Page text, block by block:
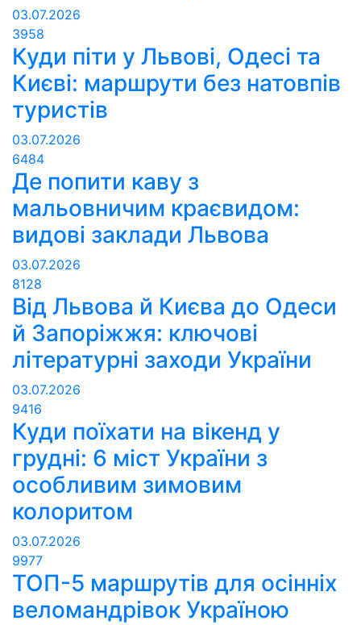
03.07.2026
3958
Куди піти у Львові, Одесі та
Києві: маршрути без натовпів
туристів
03.07.2026
6484
Де попити каву з
мальовничим краєвидом:
видові заклади Львова
03.07.2026
8128
Від Львова й Києва до Одеси
й Запоріжжя: ключові
літературні заходи України
03.07.2026
9416
Куди поїхати на вікенд у
грудні: 6 міст України з
особливим зимовим
колоритом
03.07.2026
9977
ТОП-5 маршрутів для осінніх
веломандрівок Україною